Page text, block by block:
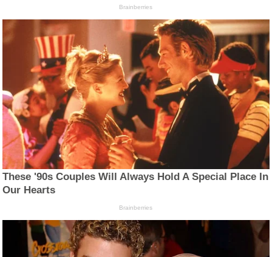
Brainberries
These '90s Couples Will Always Hold A Special Place In
Our Hearts
Brainberries